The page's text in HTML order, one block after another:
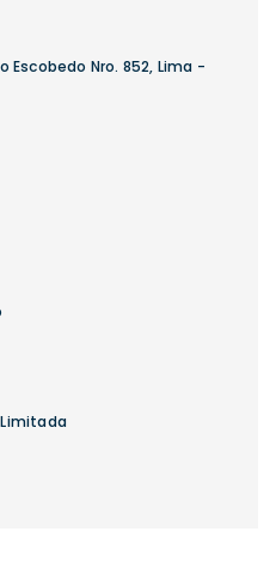
Escobedo Nro. 852, Lima -
Limitada